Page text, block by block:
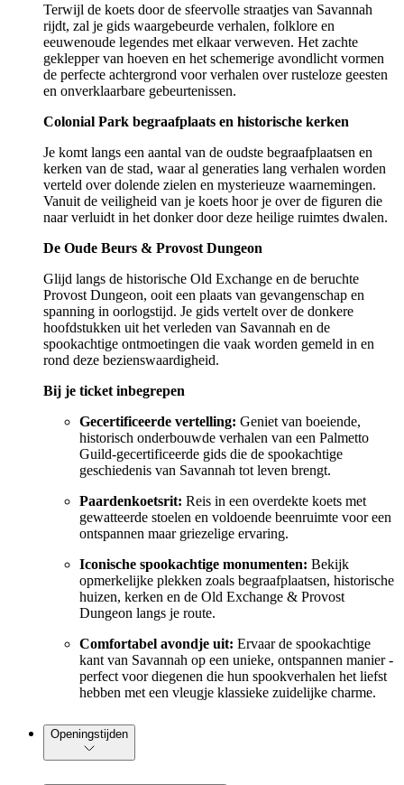
Terwijl de koets door de sfeervolle straatjes van Savannah
rijdt, zal je gids waargebeurde verhalen, folklore en
eeuwenoude legendes met elkaar verweven. Het zachte
geklepper van hoeven en het schemerige avondlicht vormen
de perfecte achtergrond voor verhalen over rusteloze geesten
en onverklaarbare gebeurtenissen.
Colonial Park begraafplaats en historische kerken
Je komt langs een aantal van de oudste begraafplaatsen en
kerken van de stad, waar al generaties lang verhalen worden
verteld over dolende zielen en mysterieuze waarnemingen.
Vanuit de veiligheid van je koets hoor je over de figuren die
naar verluidt in het donker door deze heilige ruimtes dwalen.
De Oude Beurs & Provost Dungeon
Glijd langs de historische Old Exchange en de beruchte
Provost Dungeon, ooit een plaats van gevangenschap en
spanning in oorlogstijd. Je gids vertelt over de donkere
hoofdstukken uit het verleden van Savannah en de
spookachtige ontmoetingen die vaak worden gemeld in en
rond deze bezienswaardigheid.
Bij je ticket inbegrepen
Gecertificeerde vertelling: Geniet van boeiende,
historisch onderbouwde verhalen van een Palmetto
Guild-gecertificeerde gids die de spookachtige
geschiedenis van Savannah tot leven brengt.
Paardenkoetsrit: Reis in een overdekte koets met
gewatteerde stoelen en voldoende beenruimte voor een
ontspannen maar griezelige ervaring.
Iconische spookachtige monumenten: Bekijk
opmerkelijke plekken zoals begraafplaatsen, historische
huizen, kerken en de Old Exchange & Provost
Dungeon langs je route.
Comfortabel avondje uit: Ervaar de spookachtige
kant van Savannah op een unieke, ontspannen manier -
perfect voor diegenen die hun spookverhalen het liefst
hebben met een vleugje klassieke zuidelijke charme.
Openingstijden